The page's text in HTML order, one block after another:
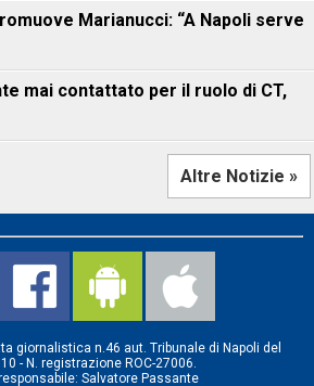
Marianucci: “A Napoli serve
mai contattato per il ruolo di CT,
Altre Notizie »
giornalistica n.46 aut. Tribunale di Napoli del
- N. registrazione ROC-27006.
Salvatore Passante